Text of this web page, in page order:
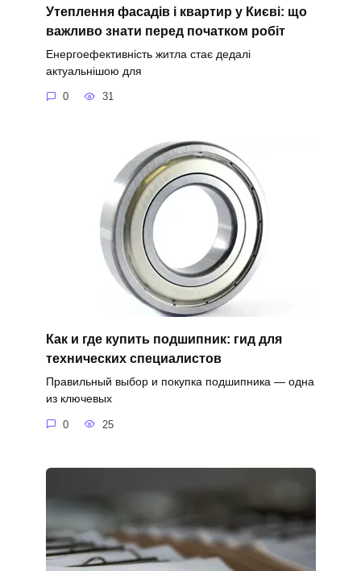
Утеплення фасадів і квартир у Києві: що
важливо знати перед початком робіт
Енергоефективність житла стає дедалі
актуальнішою для
0 31
Как и где купить подшипник: гид для
технических специалистов
Правильный выбор и покупка подшипника — одна
из ключевых
0 25